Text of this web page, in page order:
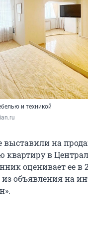
и техникой
выставили на
квартиру в
оценивает ее
из объявления на